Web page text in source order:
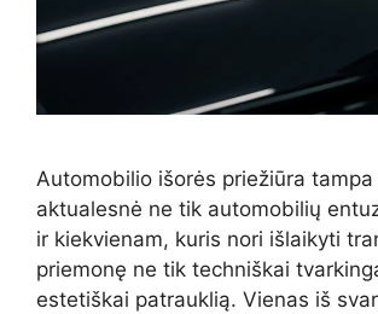
Automobilio išorės priežiūra tampa
aktualesnė ne tik automobilių
ir kiekvienam, kuris nori išlaikyti
priemonę ne tik techniškai
estetiškai patrauklią. Vienas iš